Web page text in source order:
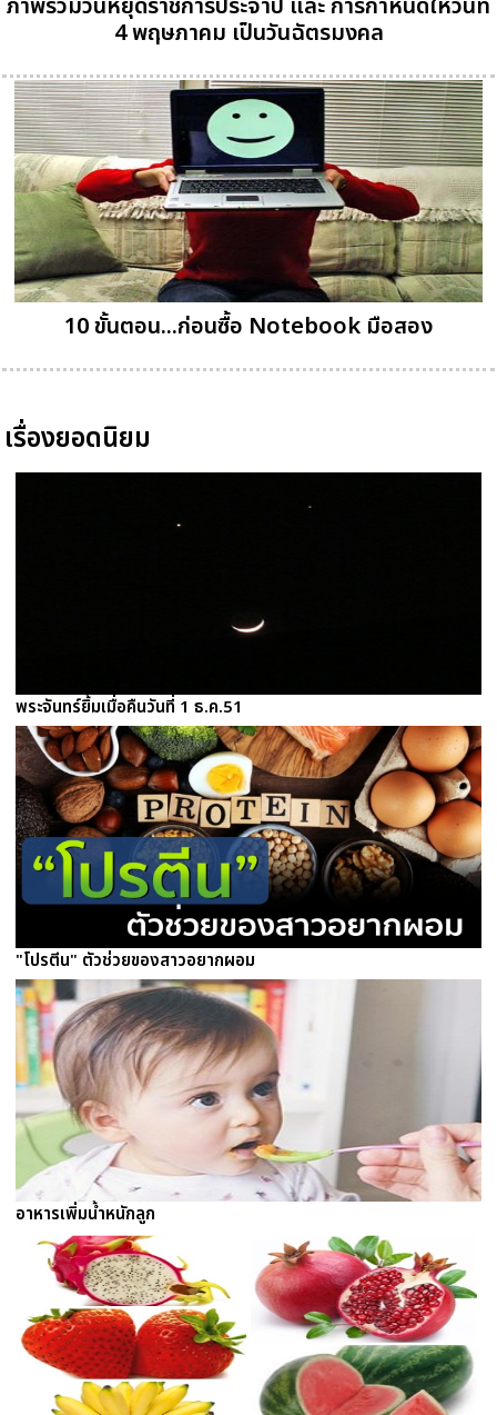
ภาพรวมวันหยุดราชการประจำปี และ การกำหนดให้วันที่
4 พฤษภาคม เป็นวันฉัตรมงคล
10 ขั้นตอน...ก่อนซื้อ Notebook มือสอง
เรื่องยอดนิยม
พระจันทร์ยิ้มเมื่อคืนวันที่ 1 ธ.ค.51
"โปรตีน" ตัวช่วยของสาวอยากผอม
อาหารเพิ่มน้ำหนักลูก